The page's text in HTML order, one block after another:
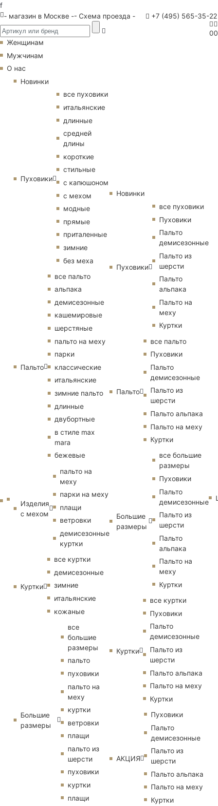
f
- магазин в Москве -- Схема проезда - +7 (495) 565-35-22
00
Женщинам
Мужчинам
О нас
Новинки
Пуховики
все пуховики
итальянские
длинные
средней
длины
короткие
стильные
с капюшоном
с мехом
модные
прямые
приталенные
зимние
без меха
Пальто
все пальто
альпака
демисезонные
кашемировые
шерстяные
пальто на меху
парки
классические
итальянские
зимние пальто
длинные
двубортные
в стиле max
mara
бежевые
Изделия
с мехом
пальто на
меху
парки на меху
плащи
ветровки
демисезонные
куртки
Куртки
все куртки
демисезонные
зимние
итальянские
кожаные
Большие
размеры
все
большие
размеры
пальто
пуховики
пальто на
меху
куртки
ветровки
плащи
пальто из
шерсти
пуховики
куртки
плащи
Новинки
Пуховики
все пуховики
Пуховики
Пальто
демисезонные
Пальто из
шерсти
Пальто
альпака
Пальто на
меху
Куртки
Пальто
все пальто
Пуховики
Пальто
демисезонные
Пальто из
шерсти
Пальто альпака
Пальто на меху
Куртки
Большие
размеры
все большие
размеры
Пуховики
Пальто
демисезонные
Пальто из
шерсти
Пальто
альпака
Пальто на
меху
Куртки
Куртки
все куртки
Пуховики
Пальто
демисезонные
Пальто из
шерсти
Пальто альпака
Пальто на меху
Куртки
АКЦИЯ
Пуховики
Пальто
демисезонные
Пальто из
шерсти
Пальто альпака
Пальто на меху
Куртки